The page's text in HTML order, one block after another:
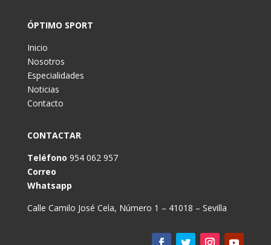
ÓPTIMO SPORT
Inicio
Nosotros
Especialidades
Noticias
Contacto
CONTACTAR
Teléfono 954 062 957
Correo
Whatsapp
Calle Camilo José Cela, Número 1 – 41018 – Sevilla